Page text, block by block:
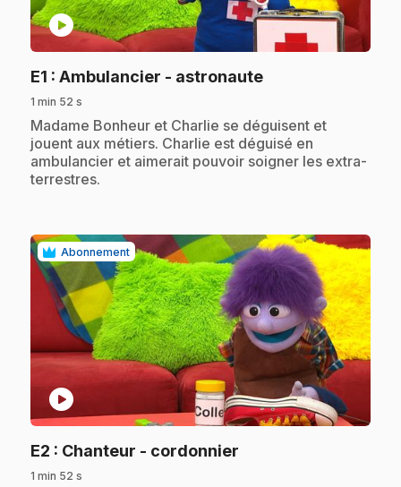
play_circle
E1 : Ambulancier - astronaute.
1 min 52 s
.Madame Bonheur et Charlie se déguisent et
jouent aux métiers. Charlie est déguisé en
ambulancier et aimerait pouvoir soigner les extra-
terrestres.
Abonnement
play_circle
E2 : Chanteur - cordonnier
1 min 52 s